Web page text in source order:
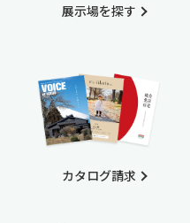
展示場を探す
カタログ請求